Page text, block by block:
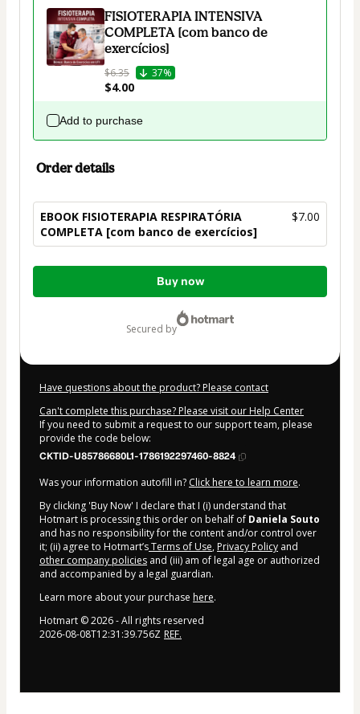
FISIOTERAPIA INTENSIVA
COMPLETA [com banco de
exercícios]
$6.35 37%
$4.00
Add to purchase
Order details
EBOOK FISIOTERAPIA RESPIRATÓRIA
COMPLETA [com banco de exercícios]
$7.00
Total
Buy now
secured by
Have questions about the product? Please contact
Can't complete this purchase? Please visit our Help Center
If you need to submit a request to our support team, please
provide the code below:
CKTID-U85786680L1-1786192297460-8824
Was your information autofill in? Click here to learn more.
By clicking 'Buy Now' I declare that I (i) understand that
Hotmart is processing this order on behalf of Daniela Souto
and has no responsibility for the content and/or control over
it; (ii) agree to Hotmart’sTerms of Use, Privacy Policy and
other company policies and (iii) am of legal age or authorized
and accompanied by a legal guardian.
Learn more about your purchase here.
Hotmart ©2026- All rights reserved
2026-08-08T12:31:39.756Z REF.